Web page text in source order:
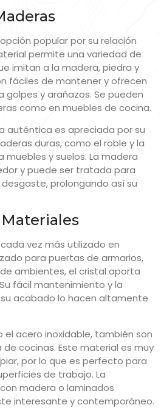
popular por su relación
permite una variedad de
imitan a la madera, piedra y
fáciles de mantener y ofrecen
golpes y arañazos. Se pueden
como en muebles de cocina.
auténtica es apreciada por su
duras, como el roble y la
muebles y suelos. La madera
y puede ser tratada para
prolongando así su
vez más utilizado en
para puertas de armarios,
ambientes, el cristal aporta
fácil mantenimiento y la
acabado lo hacen altamente
acero inoxidable, también son
cocinas. Este material es muy
por lo que es perfecto para
de trabajo. La
madera o laminados
interesante y contemporáneo.